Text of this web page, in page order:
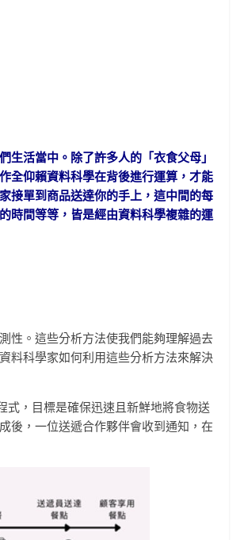
生活當中。除了許多人的「衣食父母」
全仰賴資料科學在背後進行運算，才能
接單到商品送達你的手上，這中間的每
時間等等，皆是經由資料科學複雜的運
性。這些分析方法使我們能夠理解過去
料科學家如何利用這些分析方法來解決
式，目標是確保迅速且新鮮地將食物送
後，一位送遞合作夥伴會收到通知，在